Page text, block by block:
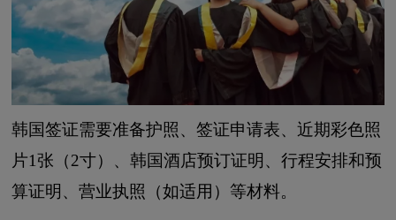
韩国签证需要准备护照、签证申请表、近期彩色照
片1张（2寸）、韩国酒店预订证明、行程安排和预
算证明、营业执照（如适用）等材料。